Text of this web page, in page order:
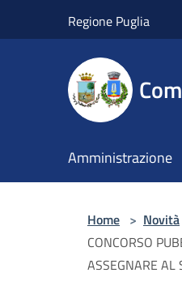
Regione Puglia
Amministrazione
Home > Novità
CONCORSO
ASSEGNARE